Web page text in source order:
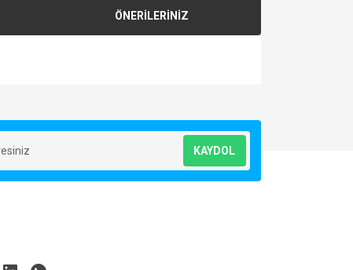
ÖNERİLERİNİZ
KAYDOL